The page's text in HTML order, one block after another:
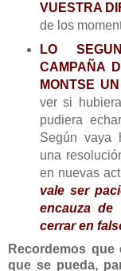
VUESTRA
de los
LO
CAMPAÑA
MONTSE
ver si
pudiera
Según vaya
una
en nuevas
vale ser
encauza de
cerrar en
Recordemos
que se pueda,